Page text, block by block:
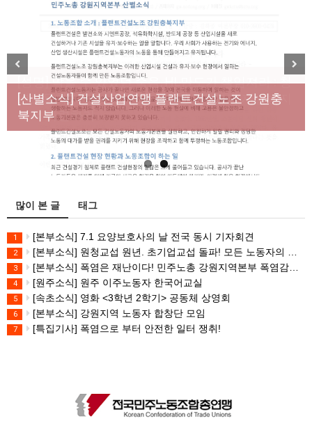
[성명] 막을 수 있었던 죽음, HL만도가 책임져라 : 청
년노동자 사망사고의 철저한 진상규명과 재발방지
대책 마련하라
[산별소식] 건설산업연맹 플랜트건설노조 강원충
북지부
Previous Next
많이 본 글 태그
1 [본부소식] 7.1 요양보호사의 날 전국 동시 기자회견
2 [본부소식] 원청교섭 원년. 초기업교섭 돌파! 모든 노동자의 노동기본권 쟁취! 민주노총 7.15 총파업대회
3 [본부소식] 폭염은 재난이다! 민주노총 강원지역본부 폭염감시단 선포 기자회견
4 [원주소식] 원주 이주노동자 한국어교실
5 [속초소식] 영화 <3학년 2학기> 공동체 상영회
6 [본부소식] 강원지역 노동자 합창단 모임
7 [특집기사] 폭염으로 부터 안전한 일터 쟁취!